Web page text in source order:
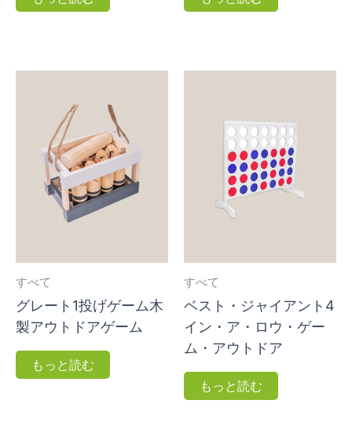
すべて
グレート1投げゲーム木
製アウトドアゲーム
もっと読む
すべて
ベスト・ジャイアント4
イン・ア・ロウ・ゲー
ム・アウトドア
もっと読む